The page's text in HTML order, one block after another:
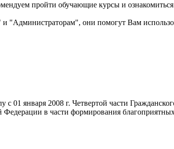
пройти обучающие курсы и
"Администраторам", они помогут Вам
01 января 2008 г. Четвертой части
в части формирования